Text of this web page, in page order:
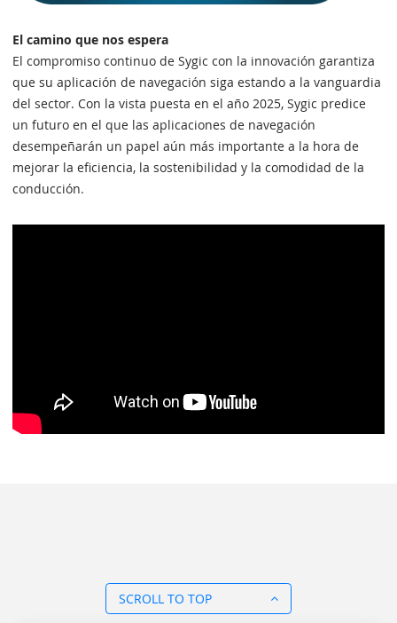
El camino que nos espera
El compromiso continuo de Sygic con la innovación garantiza
que su aplicación de navegación siga estando a la vanguardia
del sector. Con la vista puesta en el año 2025, Sygic predice
un futuro en el que las aplicaciones de navegación
desempeñarán un papel aún más importante a la hora de
mejorar la eficiencia, la sostenibilidad y la comodidad de la
conducción.
SCROLL TO TOP